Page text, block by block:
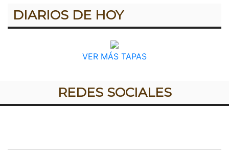
DIARIOS DE HOY
VER MÁS TAPAS
REDES SOCIALES